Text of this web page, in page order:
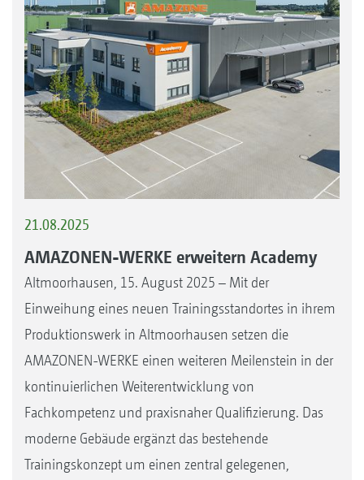
21.08.2025
AMAZONEN-WERKE erweitern Academy
Altmoorhausen, 15. August 2025 – Mit der
Einweihung eines neuen Trainingsstandortes in ihrem
Produktionswerk in Altmoorhausen setzen die
AMAZONEN-WERKE einen weiteren Meilenstein in der
kontinuierlichen Weiterentwicklung von
Fachkompetenz und praxisnaher Qualifizierung. Das
moderne Gebäude ergänzt das bestehende
Trainingskonzept um einen zentral gelegenen,